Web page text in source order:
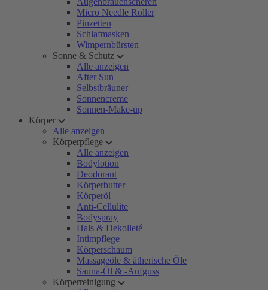
Micro Needle Roller
Pinzetten
Schlafmasken
Wimpernbürsten
Sonne & Schutz
Alle anzeigen
After Sun
Selbstbräuner
Sonnencreme
Sonnen-Make-up
Körper
Alle anzeigen
Körperpflege
Alle anzeigen
Bodylotion
Deodorant
Körperbutter
Körperöl
Anti-Cellulite
Bodyspray
Hals & Dekolleté
Intimpflege
Körperschaum
Massageöle & ätherische Öle
Sauna-Öl & -Aufguss
Körperreinigung